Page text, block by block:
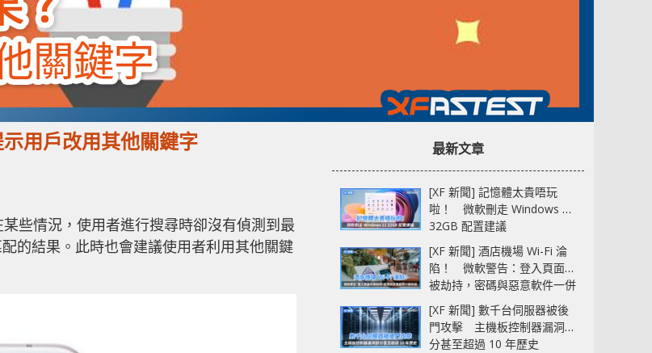
用戶改用其他關鍵字
些情況，使用者進行搜尋時卻沒有偵測到最
的結果。此時也會建議使用者利用其他關鍵
最新文章
[XF 新聞] 記憶體太貴唔玩
啦！ 微軟刪走 Windows 11
32GB 配置建議
[XF 新聞] 酒店機場 Wi-Fi 淪
陷！ 微軟警告：登入頁面可
被劫持，密碼與惡意軟件一併
中招
[XF 新聞] 數千台伺服器被後
門攻擊 主機板控制器漏洞部
分甚至超過 10 年歷史